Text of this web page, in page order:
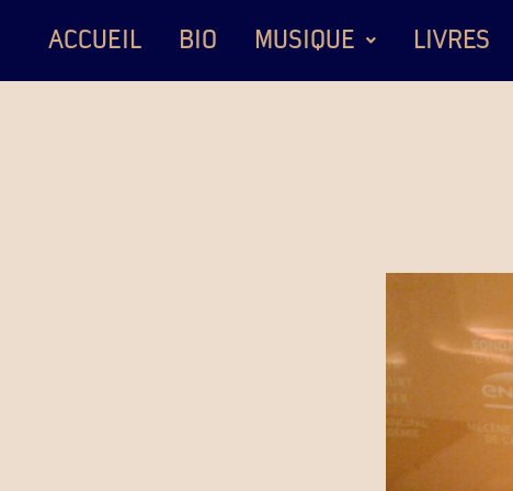
ACCUEIL BIO MUSIQUE LIVRES